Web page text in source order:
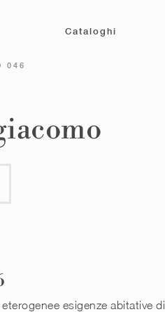
Cataloghi
046
esigenze abitative di